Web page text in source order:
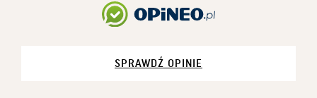
SPRAWDŹ OPINIE